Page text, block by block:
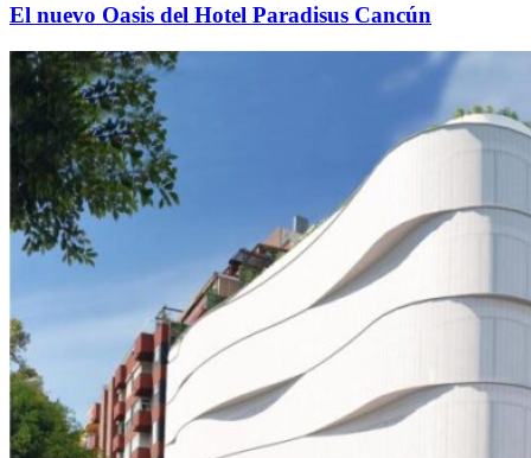
El nuevo Oasis del Hotel Paradisus Cancún